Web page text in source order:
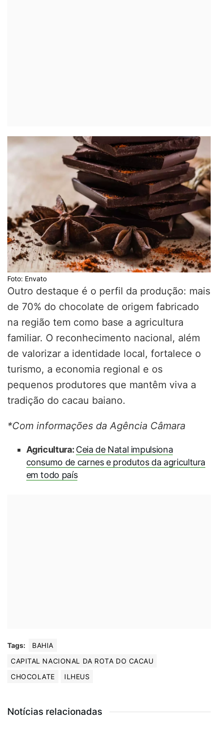
Foto: Envato
Outro destaque é o perfil da produção: mais
de 70% do chocolate de origem fabricado
na região tem como base a agricultura
familiar. O reconhecimento nacional, além
de valorizar a identidade local, fortalece o
turismo, a economia regional e os
pequenos produtores que mantêm viva a
tradição do cacau baiano.
*Com informações da Agência Câmara
Agricultura: Ceia de Natal impulsiona
consumo de carnes e produtos da agricultura
em todo país
Tags:
BAHIA
CAPITAL NACIONAL DA ROTA DO CACAU
CHOCOLATE
ILHEUS
Notícias relacionadas